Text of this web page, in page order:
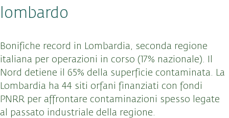
lombardo
Bonifiche record in Lombardia, seconda regione
italiana per operazioni in corso (17% nazionale). Il
Nord detiene il 65% della superficie contaminata. La
Lombardia ha 44 siti orfani finanziati con fondi
PNRR per affrontare contaminazioni spesso legate
al passato industriale della regione.